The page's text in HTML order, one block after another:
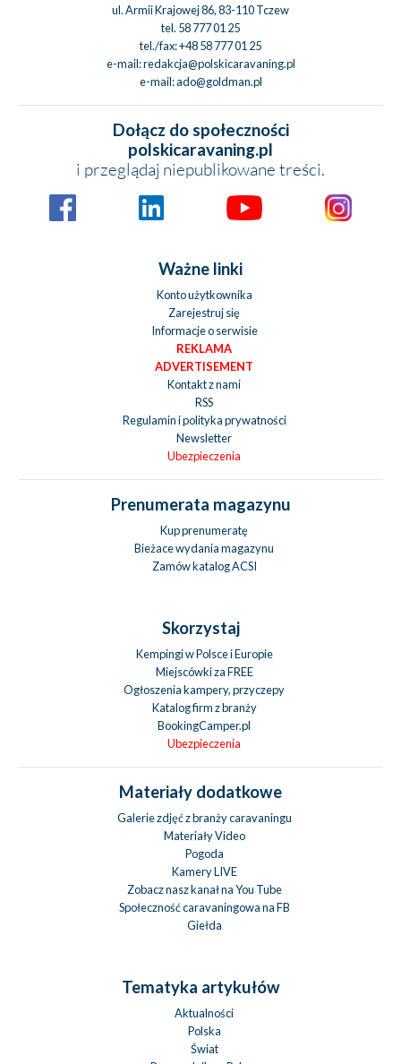
ul. Armii Krajowej 86, 83-110 Tczew
tel. 58 777 01 25
tel./fax:+48 58 777 01 25
e-mail:redakcja@polskicaravaning.pl
e-mail:ado@goldman.pl
Dołącz do społeczności
polskicaravaning.pl
i przeglądaj niepublikowane treści.
Ważne linki
Konto użytkownika
Zarejestruj się
Informacje o serwisie
REKLAMA
ADVERTISEMENT
Kontakt z nami
RSS
Regulamin i polityka prywatności
Newsletter
Ubezpieczenia
Prenumerata magazynu
Kup prenumeratę
Bieżace wydania magazynu
Zamów katalog ACSI
Skorzystaj
Kempingi w Polsce i Europie
Miejscówki za FREE
Ogłoszenia kampery, przyczepy
Katalog firm z branży
BookingCamper.pl
Ubezpieczenia
Materiały dodatkowe
Galerie zdjęć z branży caravaningu
Materiały Video
Pogoda
Kamery LIVE
Zobacz nasz kanał na You Tube
Społeczność caravaningowa na FB
Giełda
Tematyka artykułów
Aktualności
Polska
Świat